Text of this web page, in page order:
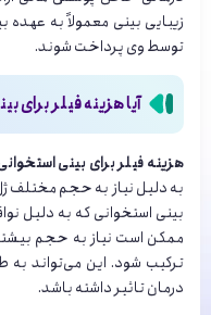
زیبایی بینی معمولاً به
توسط وی پرداخت شوند.
آیا هزینه فیلر
هزینه فیلر برای بینی
به دلیل نیاز به حجم مختلف
بینی استخوانی که به دلیل
ممکن است نیاز به حجم
ترکیب شود. این می‌تواند به
درمان تاثیر داشته باشد.